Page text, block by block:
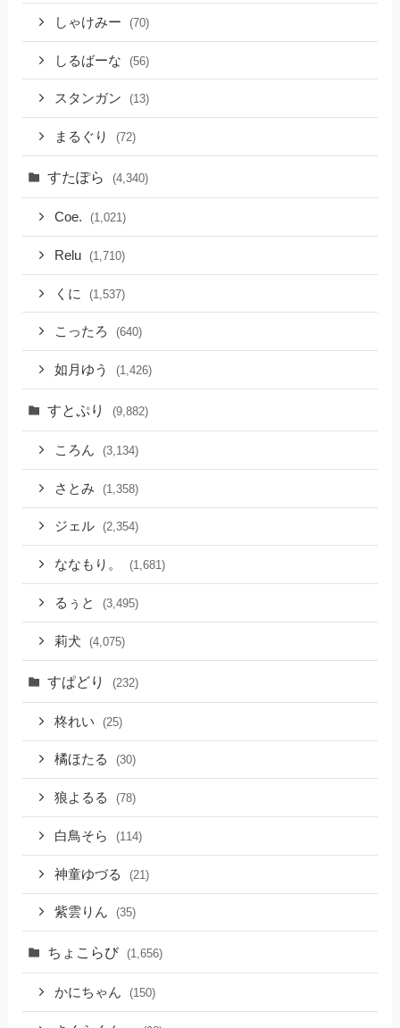
しゃけみー (70)
しるばーな (56)
スタンガン (13)
まるぐり (72)
すたぽら (4,340)
Coe. (1,021)
Relu (1,710)
くに (1,537)
こったろ (640)
如月ゆう (1,426)
すとぷり (9,882)
ころん (3,134)
さとみ (1,358)
ジェル (2,354)
ななもり。 (1,681)
るぅと (3,495)
莉犬 (4,075)
すぱどり (232)
柊れい (25)
橘ほたる (30)
狼よるる (78)
白鳥そら (114)
神童ゆづる (21)
紫雲りん (35)
ちょこらび (1,656)
かにちゃん (150)